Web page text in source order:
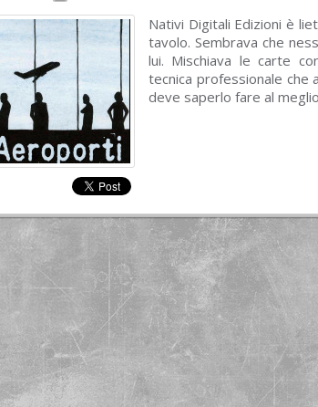
Nativi Digitali Edizioni è
tavolo. Sembrava che
lui. Mischiava le carte
tecnica professionale che
deve saperlo fare al